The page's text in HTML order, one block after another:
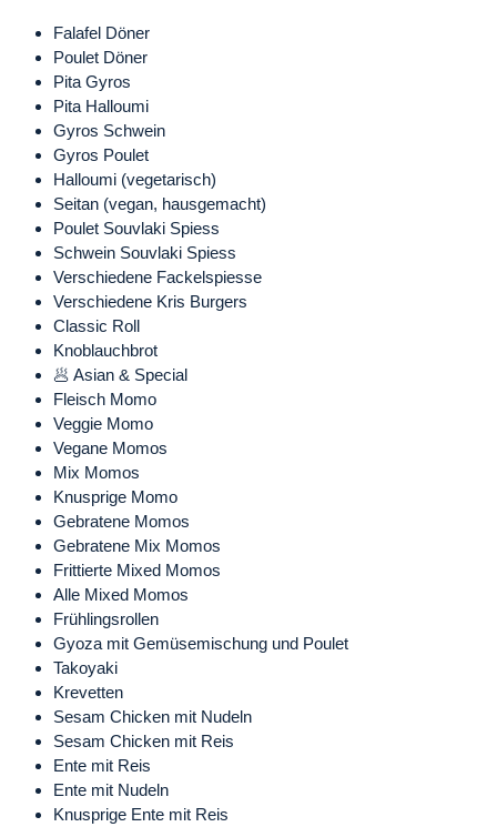
Falafel Döner
Poulet Döner
Pita Gyros
Pita Halloumi
Gyros Schwein
Gyros Poulet
Halloumi (vegetarisch)
Seitan (vegan, hausgemacht)
Poulet Souvlaki Spiess
Schwein Souvlaki Spiess
Verschiedene Fackelspiesse
Verschiedene Kris Burgers
Classic Roll
Knoblauchbrot
🥟 Asian & Special
Fleisch Momo
Veggie Momo
Vegane Momos
Mix Momos
Knusprige Momo
Gebratene Momos
Gebratene Mix Momos
Frittierte Mixed Momos
Alle Mixed Momos
Frühlingsrollen
Gyoza mit Gemüsemischung und Poulet
Takoyaki
Krevetten
Sesam Chicken mit Nudeln
Sesam Chicken mit Reis
Ente mit Reis
Ente mit Nudeln
Knusprige Ente mit Reis